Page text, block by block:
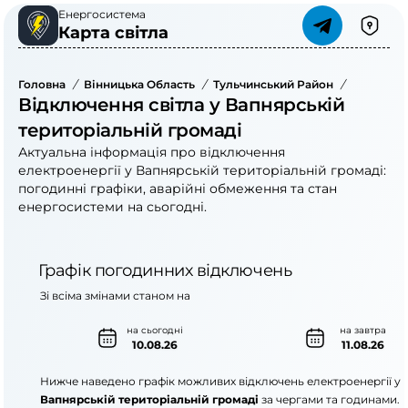
Енергосистема
Карта світла
Головна / Вінницька Область / Тульчинський Район /
Відключення світла у Вапнярській
територіальній громаді
Актуальна інформація про відключення
електроенергії у Вапнярській територіальній громаді:
погодинні графіки, аварійні обмеження та стан
енергосистеми на сьогодні.
Графік погодинних відключень
на сьогодні
10.08.26
на завтра
11.08.26
Зі всіма змінами станом на
Нижче наведено графік можливих відключень електроенергії у
Вапнярській територіальній громаді за чергами та годинами.